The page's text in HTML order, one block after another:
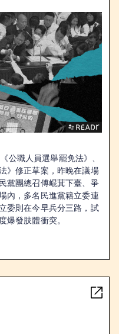
公職人員選舉罷免法》、
》修正草案，昨晚在議場
黨團總召傅崐萁下臺、爭
內，多名民進黨籍立委連
委則在今早兵分三路，試
爆發肢體衝突。